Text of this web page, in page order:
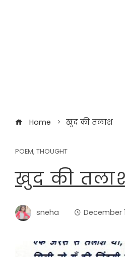
Home खुद की तलाश
POEM, THOUGHT
खुद की
sneha December